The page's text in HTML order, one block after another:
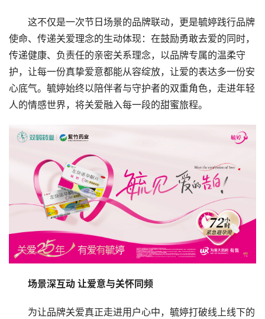
这不仅是一次节日场景的品牌联动，更是毓婷践行品牌
使命、传递关爱理念的生动体现：在鼓励勇敢去爱的同时，
传递健康、负责任的亲密关系理念，以品牌专属的温柔守
护，让每一份真挚爱意都能从容绽放，让爱的表达多一份安
心底气。毓婷始终以陪伴者与守护者的双重角色，走进年轻
人的情感世界，将关爱融入每一段的甜蜜旅程。
场景深互动 让爱意与关怀同频
为让品牌关爱真正走进用户心中，毓婷打破线上线下的